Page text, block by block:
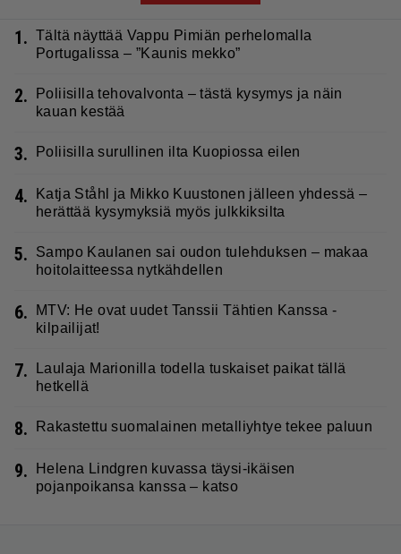
1. Tältä näyttää Vappu Pimiän perhelomalla
Portugalissa – ”Kaunis mekko”
2.
Poliisilla tehovalvonta – tästä kysymys ja näin
kauan kestää
3. Poliisilla surullinen ilta Kuopiossa eilen
4.
Katja Ståhl ja Mikko Kuustonen jälleen yhdessä –
herättää kysymyksiä myös julkkiksilta
5.
Sampo Kaulanen sai oudon tulehduksen – makaa
hoitolaitteessa nytkähdellen
6.
MTV: He ovat uudet Tanssii Tähtien Kanssa -
kilpailijat!
7.
Laulaja Marionilla todella tuskaiset paikat tällä
hetkellä
8. Rakastettu suomalainen metalliyhtye tekee paluun
9.
Helena Lindgren kuvassa täysi-ikäisen
pojanpoikansa kanssa – katso